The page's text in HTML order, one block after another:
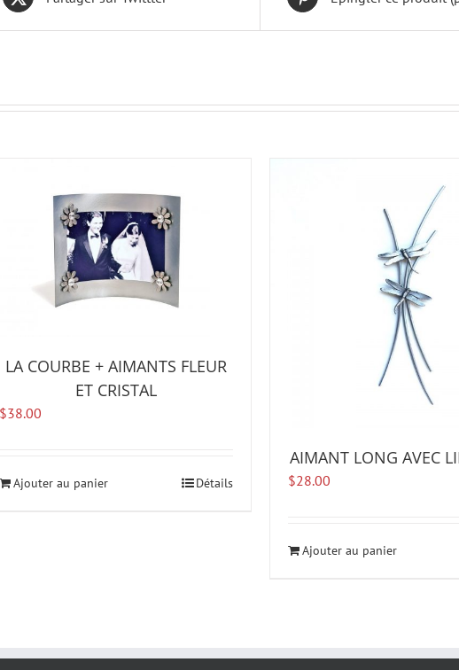
LA COURBE + AIMANTS FLEUR
ET CRISTAL
$38.00
Ajouter au panier Détails
AIMANT LONG AVEC
$28.00
Ajouter au panier